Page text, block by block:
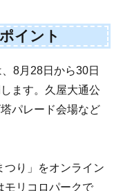
イント
8月28日から30日
ます。久屋大通公
パレード会場など
つり」をオンライン
モリコロパークで